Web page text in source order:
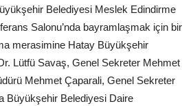
Belediyesi Meslek Edindirme
Salonu’nda bayramlaşmak için bir
merasimine Hatay Büyükşehir
Lütfü Savaş, Genel Sekreter Mehmet
Mehmet Çaparali, Genel Sekreter
Büyükşehir Belediyesi Daire